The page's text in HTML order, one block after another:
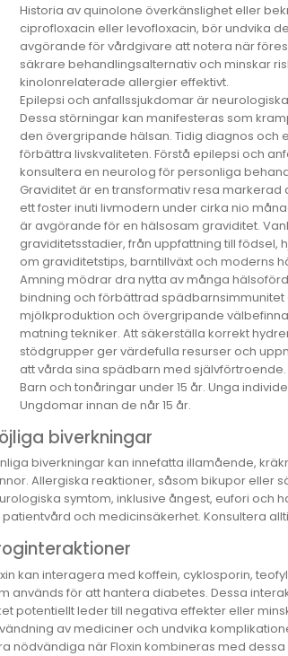
Historia av quinolone överkänslighet eller
ciprofloxacin eller levofloxacin, bör undvika
avgörande för vårdgivare att notera när
säkrare behandlingsalternativ och minskar
kinolonrelaterade allergier effektivt.
Epilepsi och anfallssjukdomar är
Dessa störningar kan manifesteras som
den övergripande hälsan. Tidig diagnos och
förbättra livskvaliteten. Förstå epilepsi och
konsultera en neurolog för personliga
Graviditet är en transformativ resa
ett foster inuti livmodern under cirka nio
är avgörande för en hälsosam graviditet.
graviditetsstadier, från uppfattning till
om graviditetstips, barntillväxt och moderns
Amning mödrar dra nytta av många
bindning och förbättrad
mjölkproduktion och övergripande
matning tekniker. Att säkerställa korrekt
stödgrupper ger värdefulla resurser och
att vårda sina spädbarn med självförtroende.
Barn och tonåringar under 15 år. Unga
Ungdomar innan de når 15 år.
biverkningar
biverkningar kan innefatta illamående,
Allergiska reaktioner, såsom bikupor eller
symtom, inklusive ångest, eufori och
patientvård och medicinsäkerhet. Konsultera
kan interagera med koffein, cyklosporin,
används för att hantera diabetes. Dessa
potentiellt leder till negativa effekter eller
av mediciner och undvika
nödvändiga när Floxin kombineras med dessa